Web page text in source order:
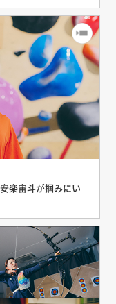
楽宙斗が掴みにい